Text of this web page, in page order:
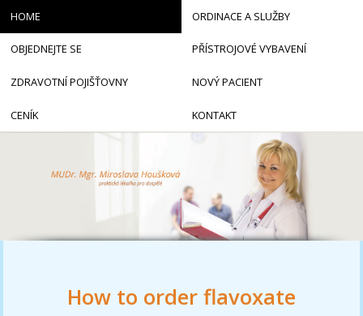
How to order flavoxate
HOME ORDINACE A SLUŽBY
OBJEDNEJTE SE PŘÍSTROJOVÉ VYBAVENÍ
ZDRAVOTNÍ POJIŠŤOVNY NOVÝ PACIENT
CENÍK KONTAKT